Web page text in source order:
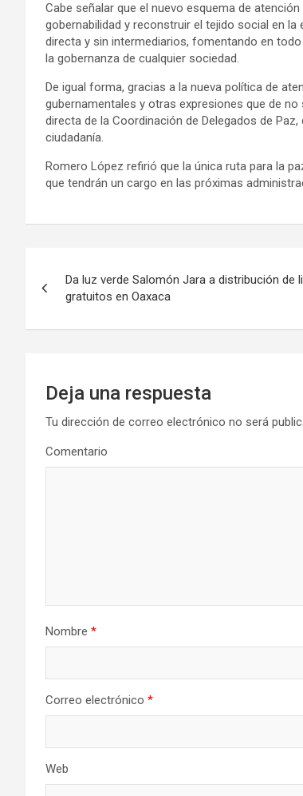
Cabe señalar que el nuevo esquema de
gobernabilidad y reconstruir el tejido social en
directa y sin intermediarios, fomentando en
la gobernanza de cualquier sociedad.
De igual forma, gracias a la nueva política de
gubernamentales y otras expresiones que de
directa de la Coordinación de Delegados de
ciudadanía.
Romero López refirió que la única ruta para la
que tendrán un cargo en las próximas
de
entradas
Da luz verde Salomón Jara a distribución de
gratuitos en Oaxaca
Deja una respuesta
Tu dirección de correo electrónico no será
Comentario
Nombre *
Correo electrónico *
Web